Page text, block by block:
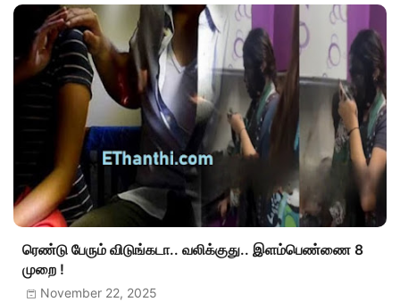
ரெண்டு பேரும் விடுங்கடா.. வலிக்குது.. இளம்பெண்ணை 8
முறை !
November 22, 2025